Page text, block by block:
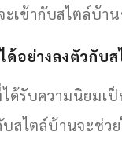
ะเข้ากับสไตล์บ้
ด้อย่างลงตัวกับ
ด้รับความนิยม
บสไตล์บ้านจะช่